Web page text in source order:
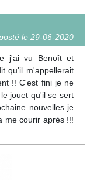
le 29-06-2020
j'ai vu Benoît et
qu'il m'appellerait
!! C'est fini je ne
jouet qu'il se sert
nouvelles je
me courir après !!!